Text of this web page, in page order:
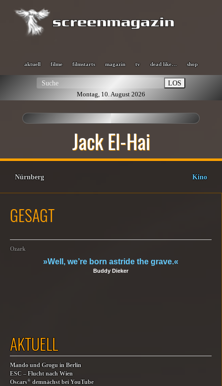
aktuell filme filmstarts magazin tv dead like… shop
LOS
Montag, 10. August 2026
Jack El-Hai
Nürnberg Kino
GESAGT
Ozark
»Well, we’re born astride the grave.«
Buddy Dieker
AKTUELL
Mando und Grogu in Berlin
ESC – Flucht nach Wien
Oscars® demnächst bei YouTube